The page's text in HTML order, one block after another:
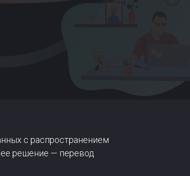
с распространением
решение — перевод